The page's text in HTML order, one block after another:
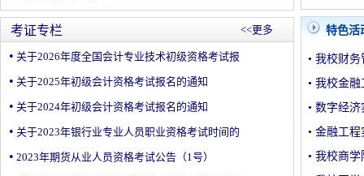
考证专栏 <<更多
• 关于2026年度全国会计专业技术初级资格考试报
• 关于2025年初级会计资格考试报名的通知
• 关于2024年初级会计资格考试报名的通知
• 关于2023年银行业专业人员职业资格考试时间的
• 2023年期货从业人员资格考试公告（1号）
特色活
• 我校财务
• 我校金融
• 数字经济
• 金融工程
• 我校商学